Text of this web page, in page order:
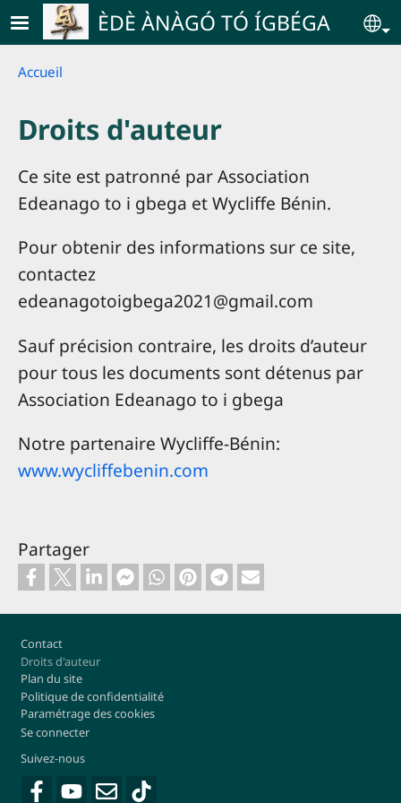
Skip to main contentÈDÈ ÀNÀGÓ TÓ ÍGBÉGA
Breadcrumb
Accueil
Droits d'auteur
Ce site est patronné par Association
Edeanago to i gbega et Wycliffe Bénin.
Pour obtenir des informations sur ce site,
contactez
edeanagotoigbega2021@gmail.com
Sauf précision contraire, les droits d’auteur
pour tous les documents sont détenus par
Association Edeanago to i gbega
Notre partenaire Wycliffe-Bénin:
www.wycliffebenin.com
Partager
Footer
Contact
Droits d'auteur
Plan du site
Politique de confidentialité
Paramétrage des cookies
Se connecter
Suivez-nous